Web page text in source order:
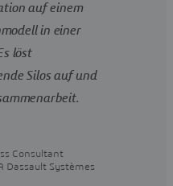
auf einem
in einer
löst
Silos auf und
Consultant
Dassault Systèmes